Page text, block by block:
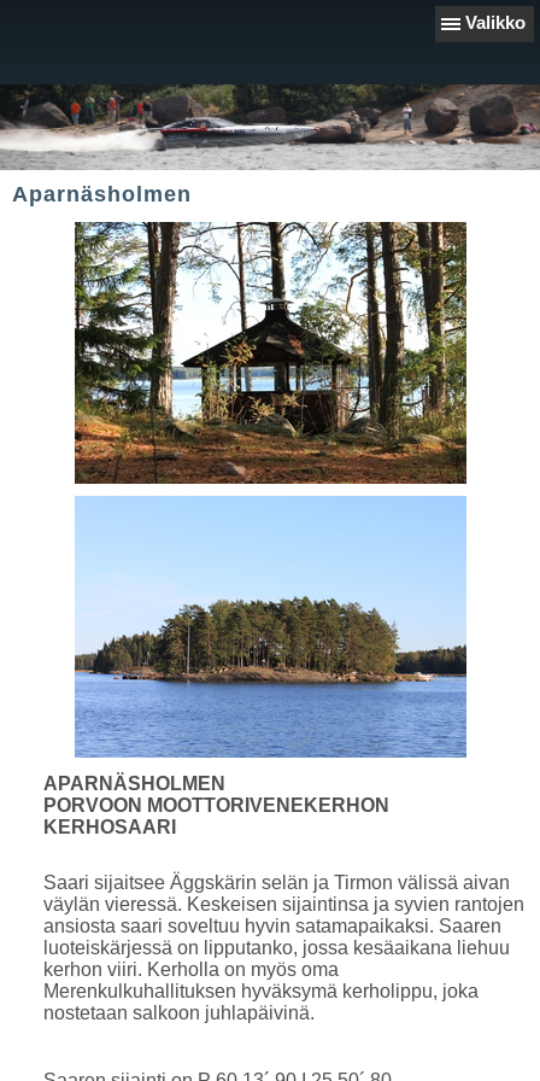
Valikko
Aparnäsholmen
APARNÄSHOLMEN
PORVOON MOOTTORIVENEKERHON
KERHOSAARI
Saari sijaitsee Äggskärin selän ja Tirmon välissä aivan
väylän vieressä. Keskeisen sijaintinsa ja syvien rantojen
ansiosta saari soveltuu hyvin satamapaikaksi. Saaren
luoteiskärjessä on lipputanko, jossa kesäaikana liehuu
kerhon viiri. Kerholla on myös oma
Merenkulkuhallituksen hyväksymä kerholippu, joka
nostetaan salkoon juhlapäivinä.